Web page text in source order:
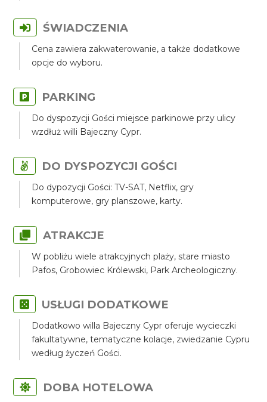
ŚWIADCZENIA
Cena zawiera zakwaterowanie, a także dodatkowe
opcje do wyboru.
PARKING
Do dyspozycji Gości miejsce parkinowe przy ulicy
wzdłuż willi Bajeczny Cypr.
DO DYSPOZYCJI GOŚCI
Do dypozycji Gości: TV-SAT, Netflix, gry
komputerowe, gry planszowe, karty.
ATRAKCJE
W pobliżu wiele atrakcyjnych plaży, stare miasto
Pafos, Grobowiec Królewski, Park Archeologiczny.
USŁUGI DODATKOWE
Dodatkowo willa Bajeczny Cypr oferuje wycieczki
fakultatywne, tematyczne kolacje, zwiedzanie Cypru
według życzeń Gości.
DOBA HOTELOWA